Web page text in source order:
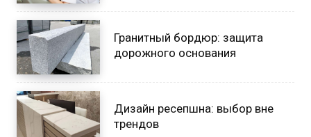
Гранитный бордюр: защита
дорожного основания
Дизайн ресепшна: выбор вне
трендов